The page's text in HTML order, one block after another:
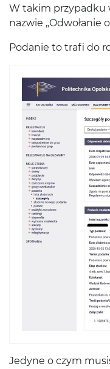
W takim przypadku
nazwie „Odwołanie
Podanie to trafi do
Jedyne o czym